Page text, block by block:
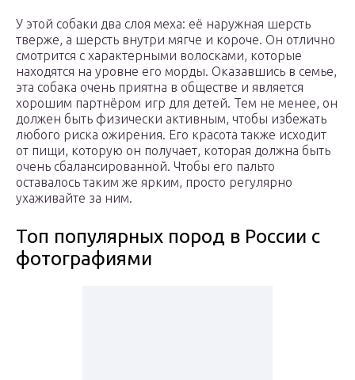
У этой собаки два слоя меха: её наружная шерсть
тверже, а шерсть внутри мягче и короче. Он отлично
смотрится с характерными волосками, которые
находятся на уровне его морды. Оказавшись в семье,
эта собака очень приятна в обществе и является
хорошим партнёром игр для детей. Тем не менее, он
должен быть физически активным, чтобы избежать
любого риска ожирения. Его красота также исходит
от пищи, которую он получает, которая должна быть
очень сбалансированной. Чтобы его пальто
оставалось таким же ярким, просто регулярно
ухаживайте за ним.
Топ популярных пород в России с
фотографиями